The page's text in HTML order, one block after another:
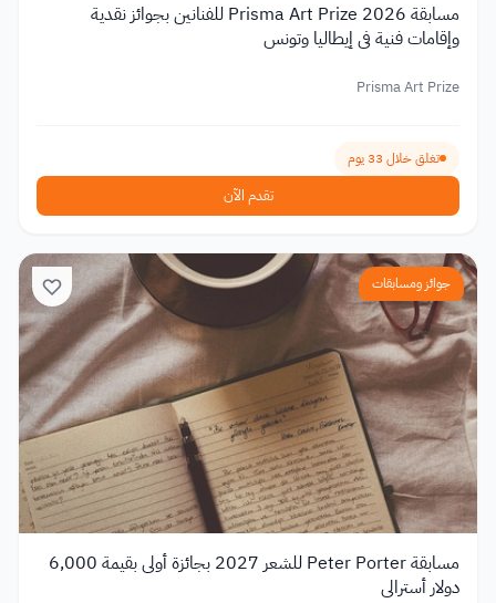
مسابقة Prisma Art Prize 2026 للفنانين بجوائز نقدية
وإقامات فنية في إيطاليا وتونس
Prisma Art Prize
تغلق خلال 33 يوم
تقدم الآن
جوائز ومسابقات
مسابقة Peter Porter للشعر 2027 بجائزة أولى بقيمة 6,000
دولار أسترالي